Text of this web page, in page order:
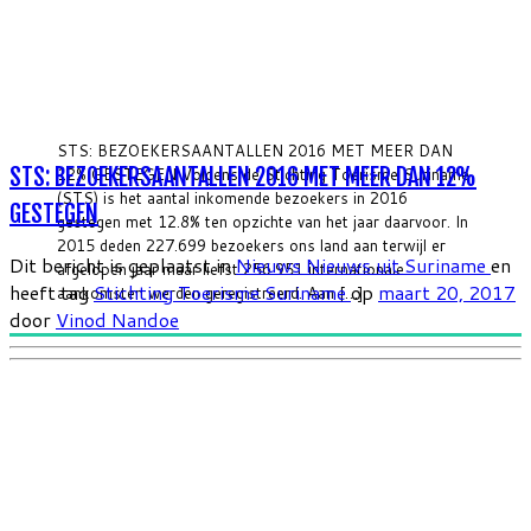
STS: BEZOEKERSAANTALLEN 2016 MET MEER DAN
12% GESTEGEN Volgens de Stichting Toerisme Suriname
(STS) is het aantal inkomende bezoekers in 2016
gestegen met 12.8% ten opzichte van het jaar daarvoor. In
2015 deden 227.699 bezoekers ons land aan terwijl er
afgelopen jaar maar liefst 256.951 internationale
aankomsten werden geregistreerd. Aan […]
STS: BEZOEKERSAANTALLEN 2016 MET MEER DAN 12%
GESTEGEN
Dit bericht is geplaatst inNieuws Nieuws uit Suriname en
heeft tagStichting Toerisme Surinameop maart 20, 2017
door Vinod Nandoe